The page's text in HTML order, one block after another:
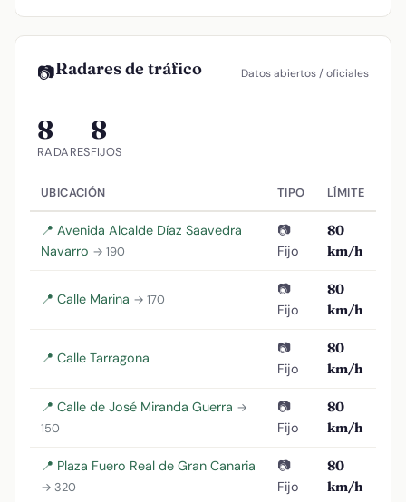
📷Radares de tráfico Datos abiertos / oficiales
8
RADARES
8
FIJOS
UBICACIÓN TIPO LÍMITE
📍 Avenida Alcalde Díaz Saavedra
Navarro → 190
📷
Fijo
80
km/h
📍 Calle Marina → 170
📷
Fijo
80
km/h
📍 Calle Tarragona
📷
Fijo
80
km/h
📍 Calle de José Miranda Guerra →
150
📷
Fijo
80
km/h
📍 Plaza Fuero Real de Gran Canaria
→ 320
📷
Fijo
80
km/h